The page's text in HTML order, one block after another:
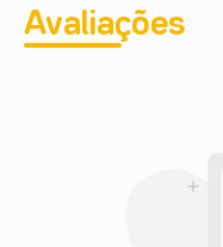
Avaliações